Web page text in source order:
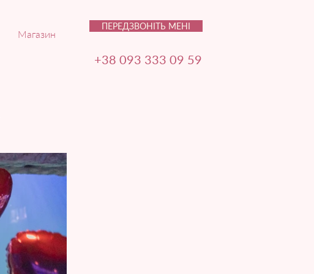
Магазин
ПЕРЕДЗВОНІТЬ МЕНІ
+38 093 333 09 59